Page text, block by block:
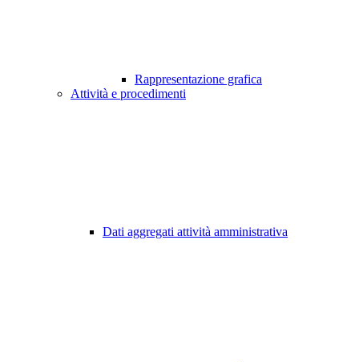
Rappresentazione grafica
Attività e procedimenti
Dati aggregati attività amministrativa